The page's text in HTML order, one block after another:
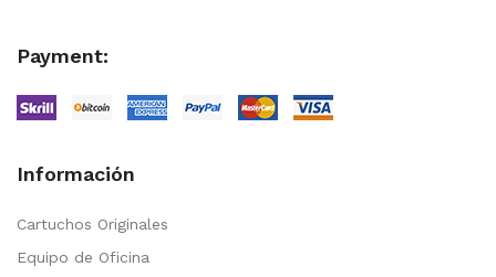
Payment:
Información
Cartuchos Originales
Equipo de Oficina